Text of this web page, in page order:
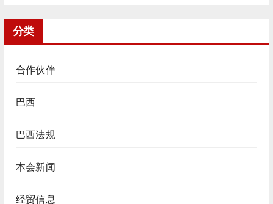
分类
合作伙伴
巴西
巴西法规
本会新闻
经贸信息